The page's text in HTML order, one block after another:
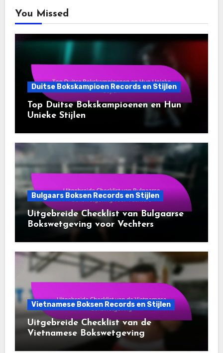
You Missed
Duitse Bokskampioen Records en Stijlen
Top Duitse Bokskampioenen en Hun
Unieke Stijlen
Bulgaars Boksen Records en Stijlen
Uitgebreide Checklist van Bulgaarse
Bokswetgeving voor Vechters
Vietnamese Boksen Records en Stijlen
Uitgebreide Checklist van de
Vietnamese Bokswetgeving